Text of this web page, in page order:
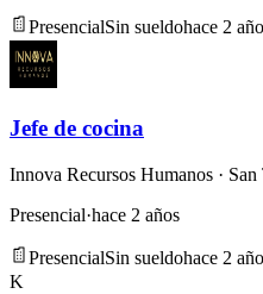
PresencialSin sueldohace 2
Jefe de cocina
Innova Recursos Humanos ·
Presencial·hace 2 años
PresencialSin sueldohace 2
K